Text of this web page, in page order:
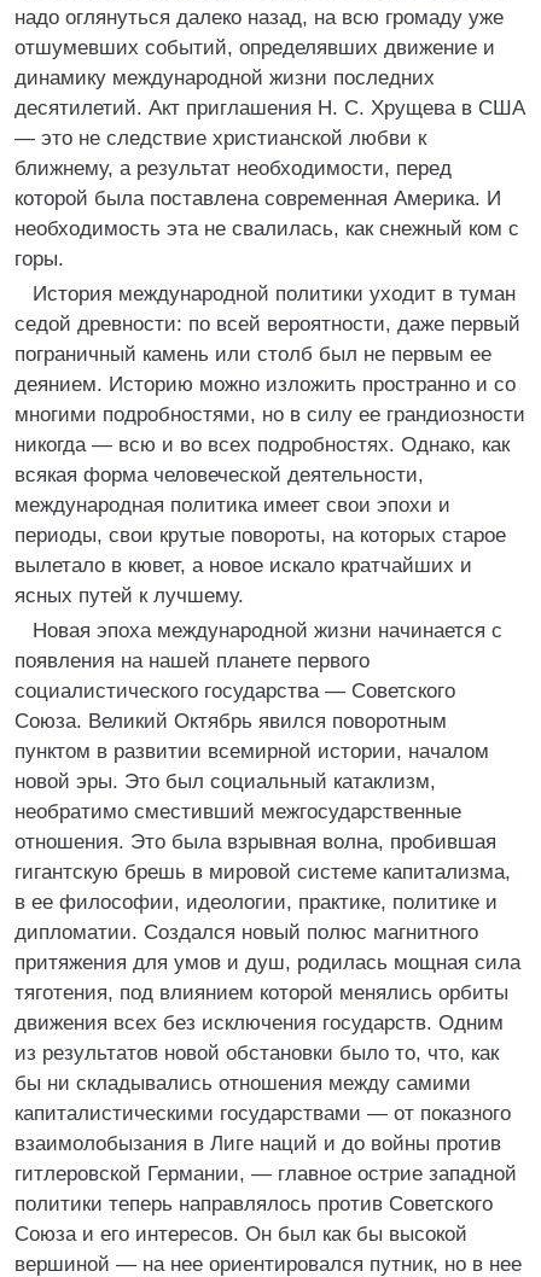
надо оглянуться далеко назад, на всю громаду уже
отшумевших событий, определявших движение и
динамику международной жизни последних
десятилетий. Акт приглашения Н. С. Хрущева в США
— это не следствие христианской любви к
ближнему, а результат необходимости, перед
которой была поставлена современная Америка. И
необходимость эта не свалилась, как снежный ком с
горы.
История международной политики уходит в туман
седой древности: по всей вероятности, даже первый
пограничный камень или столб был не первым ее
деянием. Историю можно изложить пространно и со
многими подробностями, но в силу ее грандиозности
никогда — всю и во всех подробностях. Однако, как
всякая форма человеческой деятельности,
международная политика имеет свои эпохи и
периоды, свои крутые повороты, на которых старое
вылетало в кювет, а новое искало кратчайших и
ясных путей к лучшему.
Новая эпоха международной жизни начинается с
появления на нашей планете первого
социалистического государства — Советского
Союза. Великий Октябрь явился поворотным
пунктом в развитии всемирной истории, началом
новой эры. Это был социальный катаклизм,
необратимо сместивший межгосударственные
отношения. Это была взрывная волна, пробившая
гигантскую брешь в мировой системе капитализма,
в ее философии, идеологии, практике, политике и
дипломатии. Создался новый полюс магнитного
притяжения для умов и душ, родилась мощная сила
тяготения, под влиянием которой менялись орбиты
движения всех без исключения государств. Одним
из результатов новой обстановки было то, что, как
бы ни складывались отношения между самими
капиталистическими государствами — от показного
взаимолобызания в Лиге наций и до войны против
гитлеровской Германии, — главное острие западной
политики теперь направлялось против Советского
Союза и его интересов. Он был как бы высокой
вершиной — на нее ориентировался путник, но в нее